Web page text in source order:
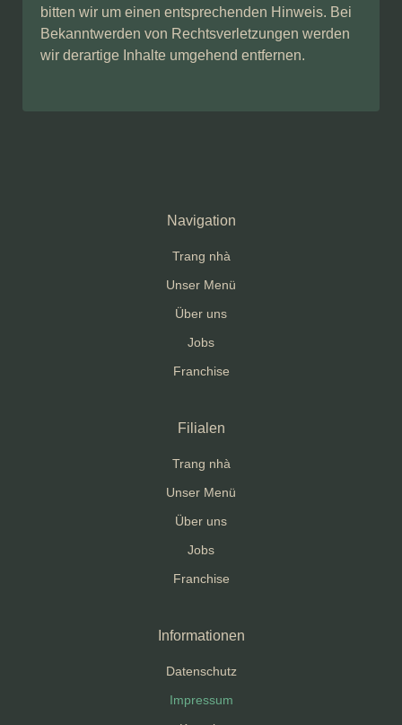
bitten wir um einen entsprechenden Hinweis. Bei
Bekanntwerden von Rechtsverletzungen werden
wir derartige Inhalte umgehend entfernen.
Navigation
Trang nhà
Unser Menü
Über uns
Jobs
Franchise
Filialen
Trang nhà
Unser Menü
Über uns
Jobs
Franchise
Informationen
Datenschutz
Impressum